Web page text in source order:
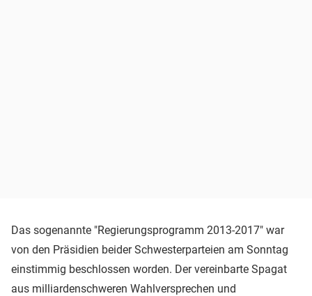
Das sogenannte "Regierungsprogramm 2013-2017" war
von den Präsidien beider Schwesterparteien am Sonntag
einstimmig beschlossen worden. Der vereinbarte Spagat
aus milliardenschweren Wahlversprechen und